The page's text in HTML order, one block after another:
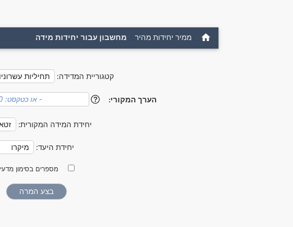
ממיר יחידות מהיר מחשבון עבור יחידות מידה
קטגוריית המדידה:
הערך המקורי: ?
יחידת המידה המקורית:
יחידת היעד:
מספרים בסימון מדעי